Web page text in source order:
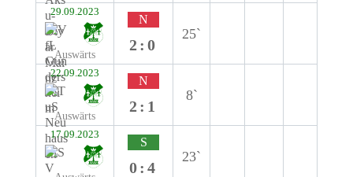
29.09.2023
Auswärts
N
2:0
25`
22.09.2023
Auswärts
N
2:1
8`
17.09.2023
S
0:4
23`